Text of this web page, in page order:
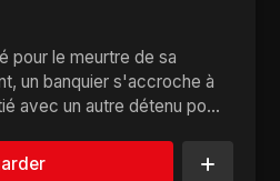
pour le meurtre de sa
un banquier s'accroche à
avec un autre détenu po...